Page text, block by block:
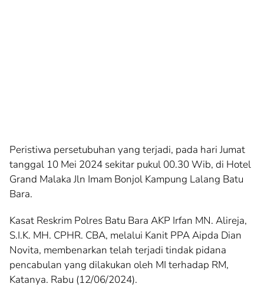
Peristiwa persetubuhan yang terjadi, pada hari Jumat
tanggal 10 Mei 2024 sekitar pukul 00.30 Wib, di Hotel
Grand Malaka Jln Imam Bonjol Kampung Lalang Batu
Bara.
Kasat Reskrim Polres Batu Bara AKP Irfan MN. Alireja,
S.I.K. MH. CPHR. CBA, melalui Kanit PPA Aipda Dian
Novita, membenarkan telah terjadi tindak pidana
pencabulan yang dilakukan oleh MI terhadap RM,
Katanya. Rabu (12/06/2024).